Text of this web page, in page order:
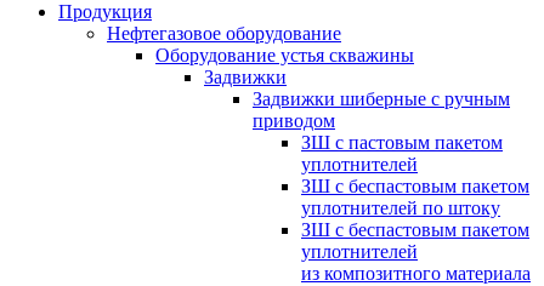
Продукция
Нефтегазовое оборудование
Оборудование устья скважины
Задвижки
Задвижки шиберные с ручным
приводом
ЗШ с пастовым пакетом
уплотнителей
ЗШ с беспастовым пакетом
уплотнителей по штоку
ЗШ с беспастовым пакетом
уплотнителей
из композитного материала